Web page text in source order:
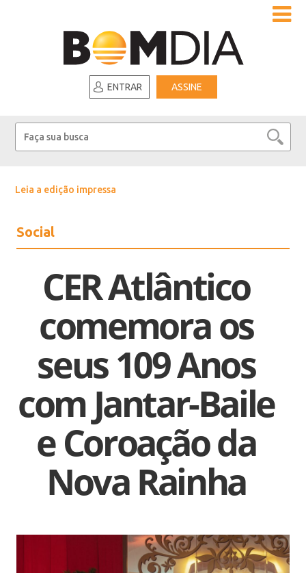
ENTRAR ASSINE
Leia a edição impressa
Social
CER Atlântico
comemora os
seus 109 Anos
com Jantar-Baile
e Coroação da
Nova Rainha